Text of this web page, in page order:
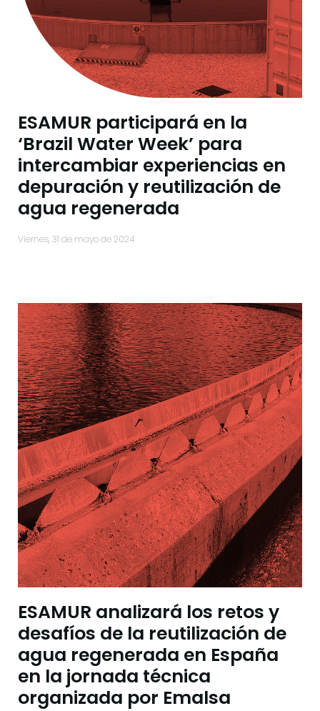
ESAMUR participará en la
‘Brazil Water Week’ para
intercambiar experiencias en
depuración y reutilización de
agua regenerada
viernes, 31 de mayo de 2024
ESAMUR analizará los retos y
desafíos de la reutilización de
agua regenerada en España
en la jornada técnica
organizada por Emalsa